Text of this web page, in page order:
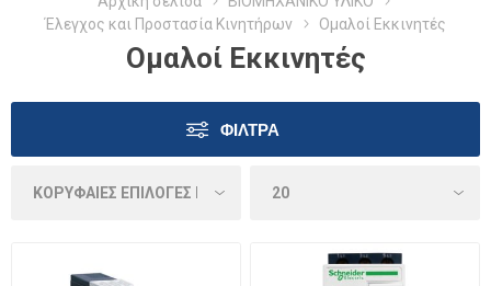
Έλεγχος και Προστασία Κινητήρων
Ομαλοί Εκκινητές
Ομαλοί Εκκινητές
ΦΊΛΤΡΑ